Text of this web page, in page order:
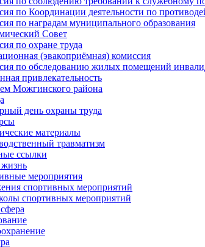
по Координации деятельности по
по наградам муниципального образования
Совет
по охране труда
(эвакоприёмная) комиссия
по обследованию жилых помещений
привлекательность
Можгинского района
день охраны труда
материалы
травматизм
ссылки
мероприятия
спортивных мероприятий
спортивных мероприятий